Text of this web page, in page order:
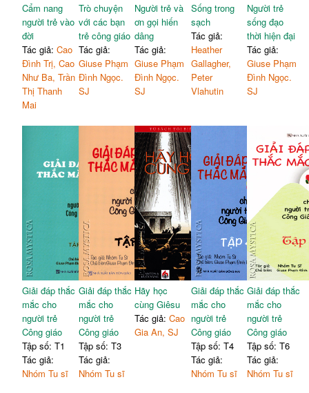
Cẩm nang
người trẻ vào
đời
Tác giả:Cao
Đình Trị, Cao
Như Ba, Trần
Thị Thanh
Mai
Trò chuyện
với các bạn
trẻ công giáo
Tác giả:
Giuse Phạm
Đình Ngọc.
SJ
Người trẻ và
ơn gọi hiến
dâng
Tác giả:
Giuse Phạm
Đình Ngọc.
SJ
Sống trong
sạch
Tác giả:
Heather
Gallagher,
Peter
Vlahutin
Người trẻ
sống đạo
thời hiện đại
Tác giả:
Giuse Phạm
Đình Ngọc.
SJ
Giải đáp thắc
mắc cho
người trẻ
Công giáo
Tập số: T1
Tác giả:
Nhóm Tu sĩ
Giải đáp thắc
mắc cho
người trẻ
Công giáo
Tập số: T3
Tác giả:
Nhóm Tu sĩ
Hãy học
cùng Giêsu
Tác giả:Cao
Gia An, SJ
Giải đáp thắc
mắc cho
người trẻ
Công giáo
Tập số: T4
Tác giả:
Nhóm Tu sĩ
Giải đáp thắc
mắc cho
người trẻ
Công giáo
Tập số: T6
Tác giả:
Nhóm Tu sĩ